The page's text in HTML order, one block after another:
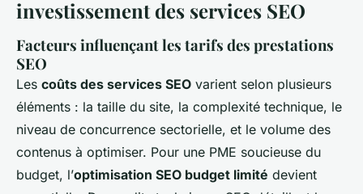
investissement des services SEO
Facteurs influençant les tarifs des prestations
SEO
Les coûts des services SEO varient selon plusieurs
éléments : la taille du site, la complexité technique, le
niveau de concurrence sectorielle, et le volume des
contenus à optimiser. Pour une PME soucieuse du
budget, l’optimisation SEO budget limité devient